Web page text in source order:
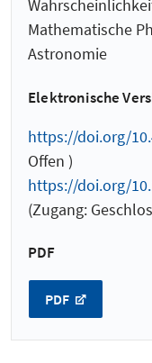
Mathematische
Astronomie
Elektronische
https://doi.org/
Offen )
https://doi.org/
(Zugang:
PDF
PDF